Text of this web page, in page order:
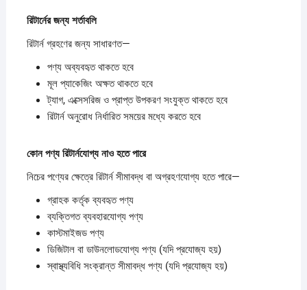
রিটার্নেরজন্যশর্তাবলি
রিটার্ন গ্রহণের জন্য সাধারণত—
পণ্য অব্যবহৃত থাকতে হবে
মূল প্যাকেজিং অক্ষত থাকতে হবে
ট্যাগ, এক্সেসরিজ ও প্রাপ্ত উপকরণ সংযুক্ত থাকতে হবে
রিটার্ন অনুরোধ নির্ধারিত সময়ের মধ্যে করতে হবে
কোনপণ্যরিটার্নযোগ্যনাওহতেপারে
নিচের পণ্যের ক্ষেত্রে রিটার্ন সীমাবদ্ধ বা অগ্রহণযোগ্য হতে পারে—
গ্রাহক কর্তৃক ব্যবহৃত পণ্য
ব্যক্তিগত ব্যবহারযোগ্য পণ্য
কাস্টমাইজড পণ্য
ডিজিটাল বা ডাউনলোডযোগ্য পণ্য (যদি প্রযোজ্য হয়)
স্বাস্থ্যবিধি সংক্রান্ত সীমাবদ্ধ পণ্য (যদি প্রযোজ্য হয়)